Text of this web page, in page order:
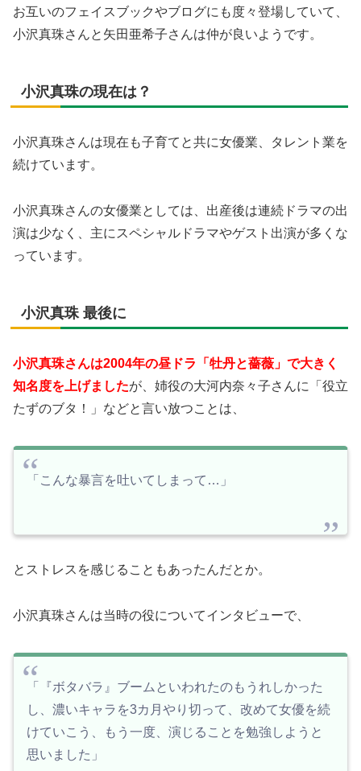
お互いのフェイスブックやブログにも度々登場していて、
小沢真珠さんと矢田亜希子さんは仲が良いようです。
小沢真珠の現在は？
小沢真珠さんは現在も子育てと共に女優業、タレント業を
続けています。
小沢真珠さんの女優業としては、出産後は連続ドラマの出
演は少なく、主にスペシャルドラマやゲスト出演が多くな
っています。
小沢真珠 最後に
小沢真珠さんは2004年の昼ドラ「牡丹と薔薇」で大きく
知名度を上げましたが、姉役の大河内奈々子さんに「役立
たずのブタ！」などと言い放つことは、
「こんな暴言を吐いてしまって…」
とストレスを感じることもあったんだとか。
小沢真珠さんは当時の役についてインタビューで、
「『ボタバラ』ブームといわれたのもうれしかった
し、濃いキャラを3カ月やり切って、改めて女優を続
けていこう、もう一度、演じることを勉強しようと
思いました」